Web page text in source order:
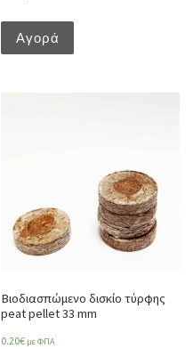
Αγορά
Βιοδιασπώμενο δισκίο τύρφης
peat pellet 33 mm
0.20€ με ΦΠΑ